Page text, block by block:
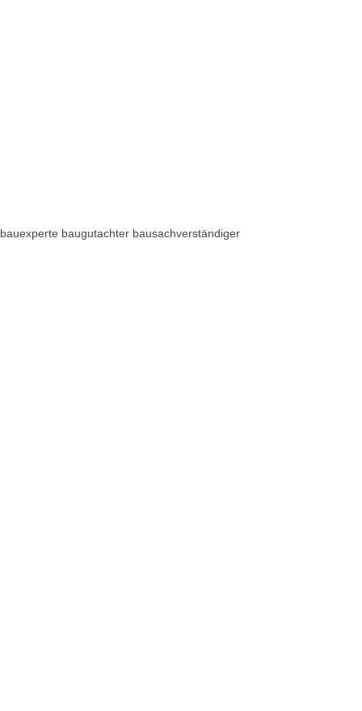
bauexperte baugutachter bausachverständiger